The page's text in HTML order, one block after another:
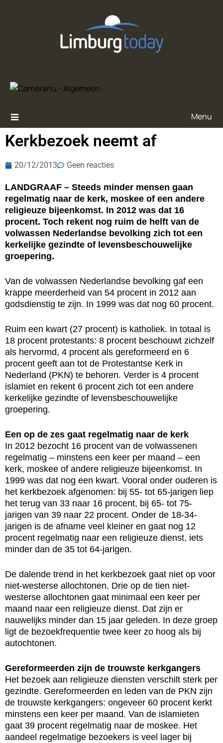
Menu
Kerkbezoek neemt af
20/12/2013 Geen reacties
LANDGRAAF – Steeds minder mensen gaan
regelmatig naar de kerk, moskee of een andere
religieuze bijeenkomst. In 2012 was dat 16
procent. Toch rekent nog ruim de helft van de
volwassen Nederlandse bevolking zich tot een
kerkelijke gezindte of levensbeschouwelijke
groepering.
Van de volwassen Nederlandse bevolking gaf een
krappe meerderheid van 54 procent in 2012 aan
godsdienstig te zijn. In 1999 was dat nog 60 procent.
Ruim een kwart (27 procent) is katholiek. In totaal is
18 procent protestants: 8 procent beschouwt zichzelf
als hervormd, 4 procent als gereformeerd en 6
procent geeft aan tot de Protestantse Kerk in
Nederland (PKN) te behoren. Verder is 4 procent
islamiet en rekent 6 procent zich tot een andere
kerkelijke gezindte of levensbeschouwelijke
groepering.
Een op de zes gaat regelmatig naar de kerk
In 2012 bezocht 16 procent van de volwassenen
regelmatig – minstens een keer per maand – een
kerk, moskee of andere religieuze bijeenkomst. In
1999 was dat nog een kwart. Vooral onder ouderen is
het kerkbezoek afgenomen: bij 55- tot 65-jarigen liep
het terug van 33 naar 16 procent, bij 65- tot 75-
jarigen van 39 naar 22 procent. Onder de 18-34-
jarigen is de afname veel kleiner en gaat nog 12
procent regelmatig naar een religieuze dienst, iets
minder dan de 35 tot 64-jarigen.
De dalende trend in het kerkbezoek gaat niet op voor
niet-westerse allochtonen. Drie op de tien niet-
westerse allochtonen gaat minimaal een keer per
maand naar een religieuze dienst. Dat zijn er
nauwelijks minder dan 15 jaar geleden. In deze groep
ligt de bezoekfrequentie twee keer zo hoog als bij
autochtonen.
Gereformeerden zijn de trouwste kerkgangers
Het bezoek aan religieuze diensten verschilt sterk per
gezindte. Gereformeerden en leden van de PKN zijn
de trouwste kerkgangers: ongeveer 60 procent kerkt
minstens een keer per maand. Van de islamieten
gaat 39 procent regelmatig naar de moskee. Het
aandeel regelmatige bezoekers is veel lager bij